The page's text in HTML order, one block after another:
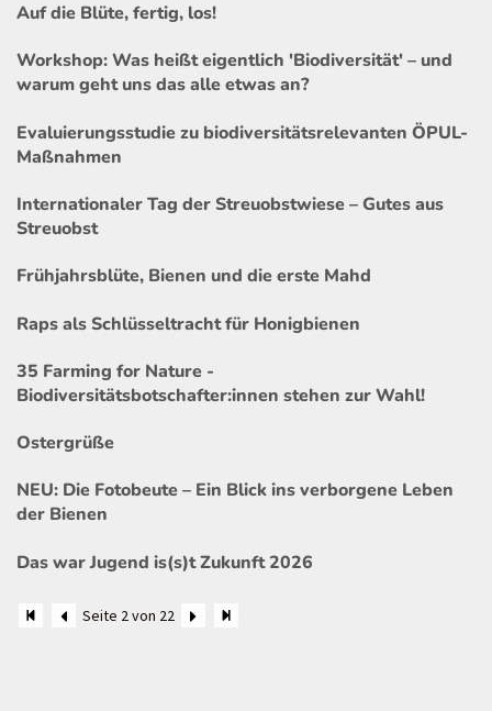
Auf die Blüte, fertig, los!
Workshop: Was heißt eigentlich 'Biodiversität' – und
warum geht uns das alle etwas an?
Evaluierungsstudie zu biodiversitätsrelevanten ÖPUL-
Maßnahmen
Internationaler Tag der Streuobstwiese – Gutes aus
Streuobst
Frühjahrsblüte, Bienen und die erste Mahd
Raps als Schlüsseltracht für Honigbienen
35 Farming for Nature -
Biodiversitätsbotschafter:innen stehen zur Wahl!
Ostergrüße
NEU: Die Fotobeute – Ein Blick ins verborgene Leben
der Bienen
Das war Jugend is(s)t Zukunft 2026
Seite 2 von 22